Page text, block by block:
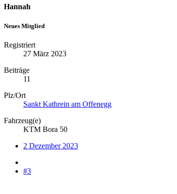
Hannah
Neues Mitglied
Registriert
27 März 2023
Beiträge
11
Plz/Ort
Sankt Kathrein am Offenegg
Fahrzeug(e)
KTM Bora 50
2 Dezember 2023
#3